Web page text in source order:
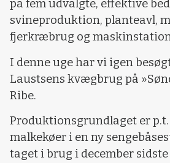
på fem udvalgte, effektive
svineproduktion, planteavl,
fjerkræbrug og
I denne uge har vi igen
Laustsens kvægbrug på
Ribe.
Produktionsgrundlaget er p.t.
malkekøer i en ny
taget i brug i december